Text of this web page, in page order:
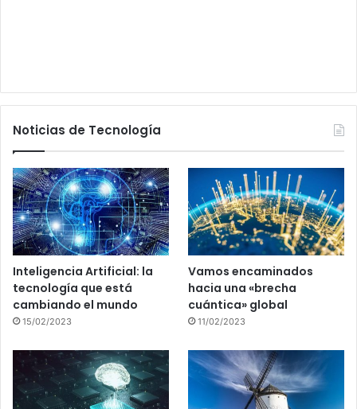
Noticias de Tecnología
Inteligencia Artificial: la
tecnología que está
cambiando el mundo
15/02/2023
Vamos encaminados
hacia una «brecha
cuántica» global
11/02/2023